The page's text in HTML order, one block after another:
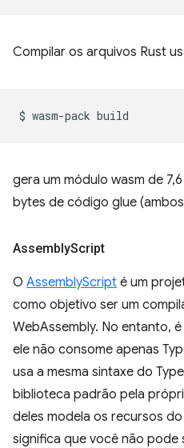
Compilar os arquivos Rust
$ wasm-pack
gera um módulo wasm de
bytes de código glue
AssemblyScript
O AssemblyScript é um
como objetivo ser um
WebAssembly. No entanto,
ele não consome apenas
usa a mesma sintaxe do
biblioteca padrão pela
deles modela os recursos
significa que você não pode